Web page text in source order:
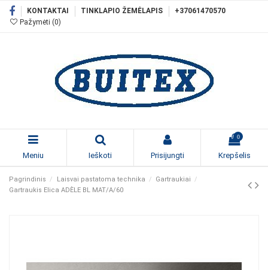
KONTAKTAI TINKLAPIO ŽEMĖLAPIS
+37061470570
Pažymėti (0)
Meniu Ieškoti Prisijungti
0
Krepšelis
Pagrindinis Laisvai pastatoma technika
Gartraukiai
Gartraukis Elica ADÈLE BL MAT/A/60